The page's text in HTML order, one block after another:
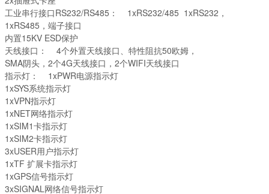
工业串行接口RS232/RS485： 1xRS232/485 1xRS232，
1xRS485，端子接口
内置15KV ESD保护
天线接口： 4个外置天线接口、特性阻抗50欧姆，
SMA阴头，2个4G天线接口，2个WIFI天线接口
指示灯： 1xPWR电源指示灯
1xSYS系统指示灯
1xVPN指示灯
1xNET网络指示灯
1xSIM1卡指示灯
1xSIM2卡指示灯
3xUSER用户指示灯
1xTF 扩展卡指示灯
1xGPS信号指示灯
3xSIGNAL网络信号指示灯